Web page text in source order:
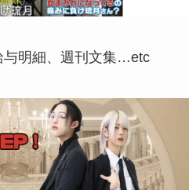
与明細、週刊文集…etc